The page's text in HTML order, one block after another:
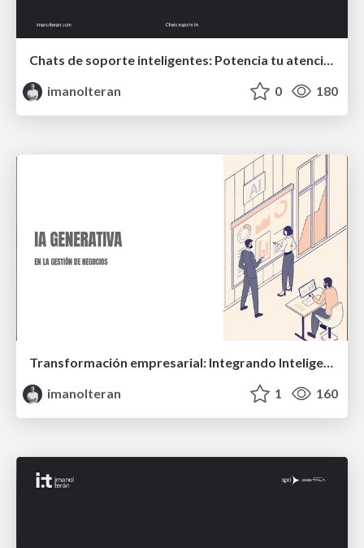
imanolteran
0 180
Transformación empresarial: Integrando Inteligencia Artificial en la gestión de negocios
imanolteran
1 160